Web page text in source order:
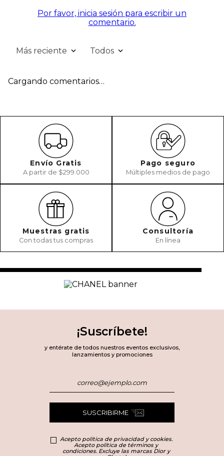
Por favor, inicia sesión para escribir un
comentario.
Más reciente Todos
Cargando comentarios…
Envío Gratis
A partir de $299.000
Pago seguro
Múltiples medios de pago
Muestras gratis
Con todas tus compras
Consultoría
En línea
¡Suscríbete!
y entérate de todos nuestros eventos exclusivos,
lanzamientos y promociones
SUSCRIBIRME
Acepto política de privacidad y cookies.
Acepto política de términos y
condiciones. Excluye las marcas Dior y